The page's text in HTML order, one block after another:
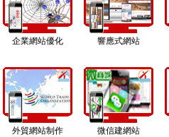
企業網站優化 響應式網站
外貿網站制作 微信建網站